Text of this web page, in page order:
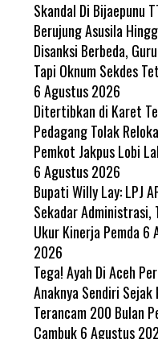
Skandal Di Bijaepunu
Berujung Asusila
Disanksi Berbeda,
Tapi Oknum Sekdes
6 Agustus 2026
Ditertibkan di Karet
Pedagang Tolak
Pemkot Jakpus Lobi
6 Agustus 2026
Bupati Willy Lay: LPJ
Sekadar Administrasi,
Ukur Kinerja Pemda 6
2026
Tega! Ayah Di Aceh
Anaknya Sendiri Sejak
Terancam 200 Bulan
Cambuk 6 Agustus